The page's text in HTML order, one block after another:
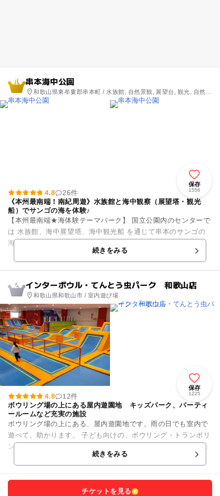
1 串本海中公園
和歌山県東牟婁郡串本町 / 水族館, 自然景観, 展望台, 観光, 自然体
験・アクティビティ
保存
1556
4.8
26件
《本州最南端！南紀周遊》水族館と海中観察（展望塔・観光
船）でサンゴの海を体験♪
【本州最南端★海体験テーマパーク】 国立公園内のセンターで
は 水族館、海中展望塔、海中観光船 を通じて串本のサンゴの
海を楽しく学ぶことができます。 【串本のサンゴ海】 串本の
続きをみる
2 インターボウル・てんとう虫パーク 和歌山店
和歌山県和歌山市 / 室内遊び場
保存
1225
4.8
12件
ボウリング場の上にある屋内遊園地 キッズパーク、パーティ
ールームなど充実の施設
ボウリング場の上にある、屋内遊園地です。雨の日でも室内で
遊べて、助かります。 子ども向けの、ボウリング・トランポリ
ンパーク・バドミントン・カラオケ・ビリヤード・卓球・キッ
続きをみる
チケットを見る